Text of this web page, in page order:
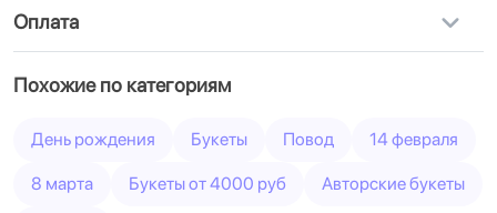
Оплата
Похожие по категориям
День рождения Букеты Повод 14 февраля
8 марта Букеты от 4000 руб Авторские букеты